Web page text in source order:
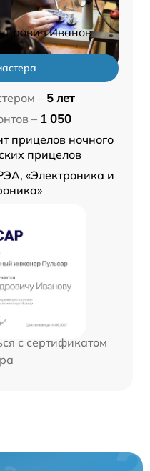
Иванов
– 5 лет
– 1 050
прицелов ночного
прицелов
«Электроника и
с сертификатом